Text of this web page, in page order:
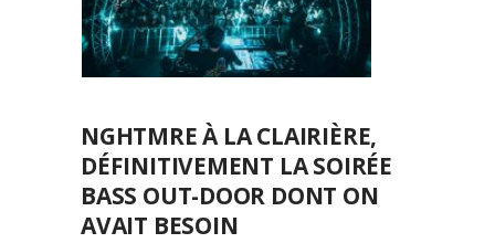
NGHTMRE À LA CLAIRIÈRE,
DÉFINITIVEMENT LA SOIRÉE
BASS OUT-DOOR DONT ON
AVAIT BESOIN